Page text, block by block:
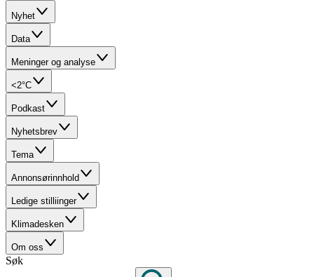
Nyhet
Data
Meninger og analyse
<2°C
Podkast
Nyhetsbrev
Tema
Annonsørinnhold
Ledige stilliinger
Klimadesken
Om oss
Søk